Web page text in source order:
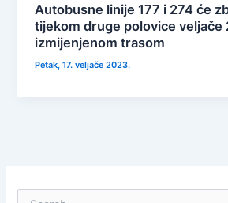
Autobusne linije 177 i 274 će
tijekom druge polovice veljače
izmijenjenom trasom
Petak, 17. veljače 2023.